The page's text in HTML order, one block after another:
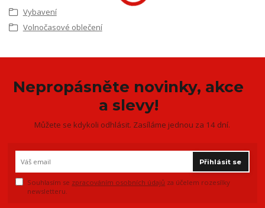
Vybavení
Volnočasové oblečení
Nepropásněte novinky, akce
a slevy!
Můžete se kdykoli odhlásit. Zasíláme jednou za 14 dní.
Přihlásit se
Souhlasím se zpracováním osobních údajů za účelem rozesílky
newsletteru.